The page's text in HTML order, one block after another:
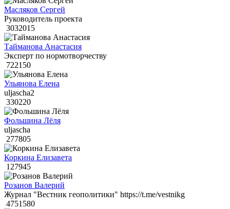
Масляков Сергей
Руководитель проекта
3032015
Тайманова Анастасия
Эксперт по нормотворчеству
722150
Ульянова Елена
uljascha2
330220
Фольшина Лёля
uljascha
277805
Коркина Елизавета
127945
Розанов Валерий
Журнал "Вестник геополитики" https://t.me/vestnikg
4751580